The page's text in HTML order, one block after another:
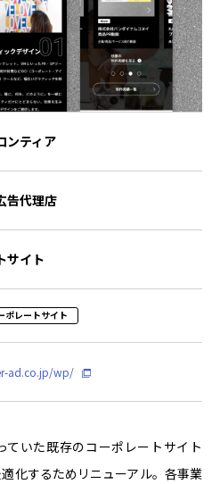
ンティア
告代理店
サイト
ポレートサイト
ad.co.jp/wp/
いた既存のコーポレートサイト
化するためリニューアル。各事業